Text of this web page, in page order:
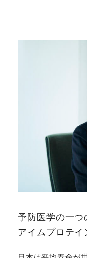
予防医学の一つ
アイムプロテ